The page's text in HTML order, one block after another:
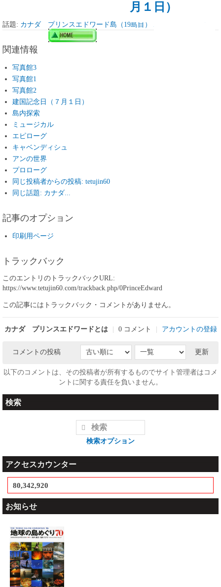
月１日）
エピローグ
話題: カナダ プリンスエドワード島（19島目） Prince Edward Island
関連情報
写真館3
写真館1
写真館2
建国記念日（７月１日）
島内探索
ミュージカル
エピローグ
キャベンディシュ
アンの世界
プロローグ
同じ投稿者からの投稿: tetujin60
同じ話題: カナダ...
記事のオプション
印刷用ページ
トラックバック
このエントリのトラックバックURL:
https://www.tetujin60.com/trackback.php/0PrinceEdward
この記事にはトラックバック・コメントがありません。
カナダ プリンスエドワードとは 0 コメント アカウントの登録
コメントの投稿 更新
以下のコメントは、その投稿者が所有するものでサイト管理者はコメ
ントに関する責任を負いません。
検索
検索オプション
アクセスカウンター
80,342,920
お知らせ